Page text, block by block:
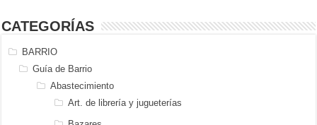
CATEGORÍAS
BARRIO
Guía de Barrio
Abastecimiento
Art. de librería y jugueterías